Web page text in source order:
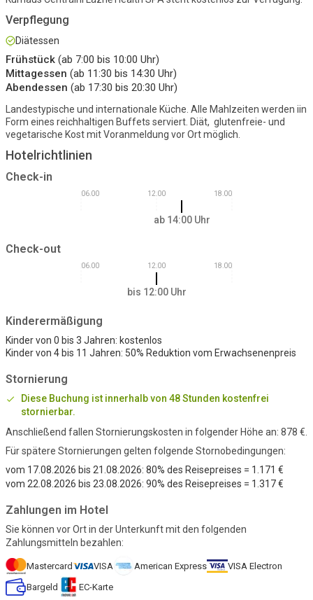
Verpflegung
Diätessen
Frühstück (ab 7:00 bis 10:00 Uhr)
Mittagessen (ab 11:30 bis 14:30 Uhr)
Abendessen (ab 17:30 bis 20:30 Uhr)
Landestypische und internationale Küche. Alle Mahlzeiten werden iin
Form eines reichhaltigen Buffets serviert. Diät, glutenfreie- und
vegetarische Kost mit Voranmeldung vor Ort möglich.
Hotelrichtlinien
Check-in
06.00 12.00 18.00
ab 14:00 Uhr
Check-out
06.00 12.00 18.00
bis 12:00 Uhr
Kinderermäßigung
Kinder von 0 bis 3 Jahren: kostenlos
Kinder von 4 bis 11 Jahren: 50% Reduktion vom Erwachsenenpreis
Stornierung
Diese Buchung ist innerhalb von 48 Stunden kostenfrei
stornierbar.
Anschließend fallen Stornierungskosten in folgender Höhe an: 878 €.
Für spätere Stornierungen gelten folgende Stornobedingungen:
vom 17.08.2026 bis 21.08.2026: 80% des Reisepreises = 1.171 €
vom 22.08.2026 bis 23.08.2026: 90% des Reisepreises = 1.317 €
Zahlungen im Hotel
Sie können vor Ort in der Unterkunft mit den folgenden
Zahlungsmitteln bezahlen:
Mastercard VISA American Express
VISA Electron
Bargeld
EC-Karte